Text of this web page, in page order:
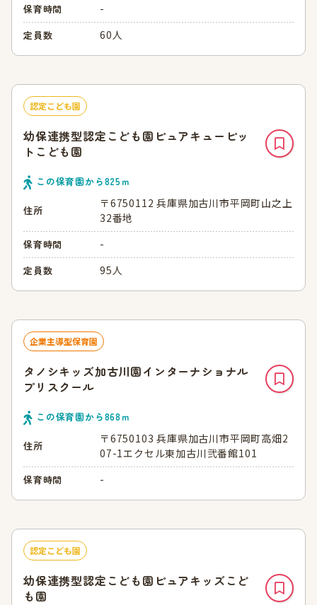
保育時間 -
定員数 60人
認定こども園
幼保連携型認定こども園ピュアキューピッ
トこども園
この保育園から825ｍ
住所
〒6750112 兵庫県加古川市平岡町山之上
32番地
保育時間 -
定員数 95人
企業主導型保育園
タノシキッズ加古川園インターナショナル
プリスクール
この保育園から868ｍ
住所
〒6750103 兵庫県加古川市平岡町高畑2
07-1エクセル東加古川弐番館101
保育時間 -
認定こども園
幼保連携型認定こども園ピュアキッズこど
も園